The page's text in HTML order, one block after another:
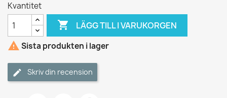
Kvantitet
 LÄGG TILL I VARUKORGEN
 Sista produkten i lager
Skriv din recension